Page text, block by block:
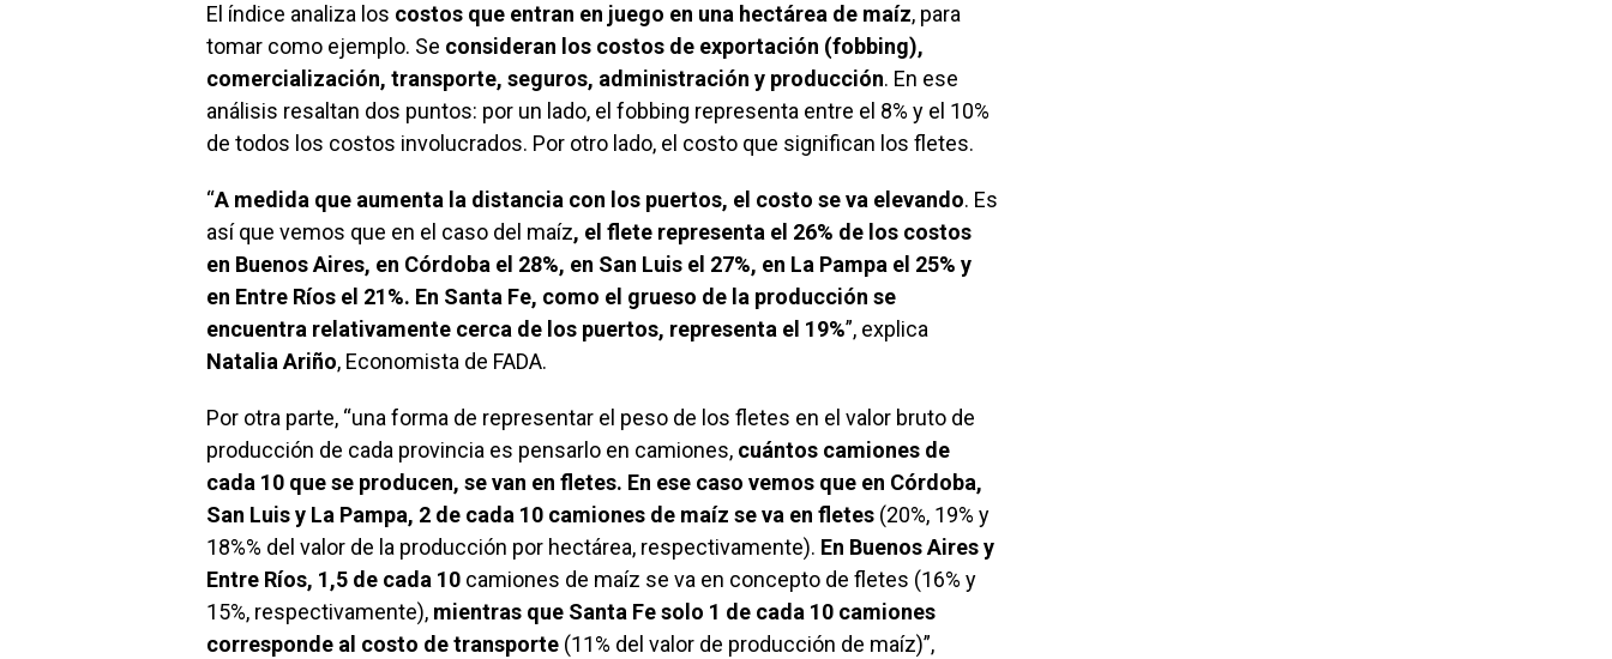
El índice analiza los costos que entran en juego en una hectárea de maíz, para
tomar como ejemplo. Se consideran los costos de exportación (fobbing),
comercialización, transporte, seguros, administración y producción. En ese
análisis resaltan dos puntos: por un lado, el fobbing representa entre el 8% y el 10%
de todos los costos involucrados. Por otro lado, el costo que significan los fletes.
“A medida que aumenta la distancia con los puertos, el costo se va elevando. Es
así que vemos que en el caso del maíz, el flete representa el 26% de los costos
en Buenos Aires, en Córdoba el 28%, en San Luis el 27%, en La Pampa el 25% y
en Entre Ríos el 21%. En Santa Fe, como el grueso de la producción se
encuentra relativamente cerca de los puertos, representa el 19%”, explica
Natalia Ariño, Economista de FADA.
Por otra parte, “una forma de representar el peso de los fletes en el valor bruto de
producción de cada provincia es pensarlo en camiones, cuántos camiones de
cada 10 que se producen, se van en fletes. En ese caso vemos que en Córdoba,
San Luis y La Pampa, 2 de cada 10 camiones de maíz se va en fletes (20%, 19% y
18%% del valor de la producción por hectárea, respectivamente). En Buenos Aires y
Entre Ríos, 1,5 de cada 10 camiones de maíz se va en concepto de fletes (16% y
15%, respectivamente), mientras que Santa Fe solo 1 de cada 10 camiones
corresponde al costo de transporte (11% del valor de producción de maíz)”,